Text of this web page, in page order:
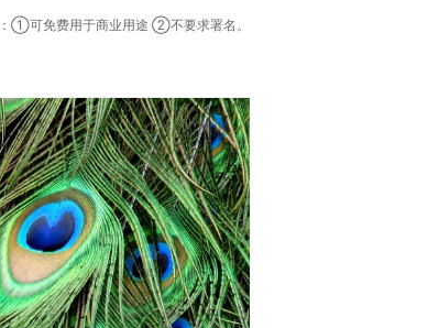
①可免费用于商业用途 ②不要求署名。